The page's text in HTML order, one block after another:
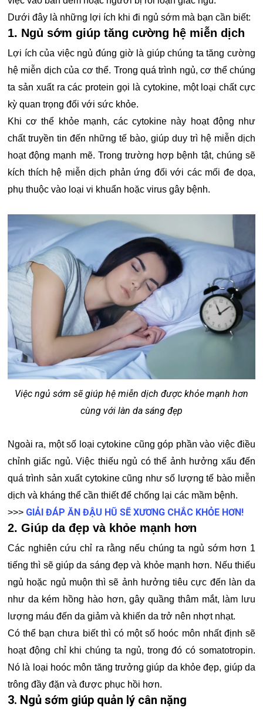
Dưới đây là những lợi ích khi đi ngủ sớm mà bạn cần biết:
1. Ngủ sớm giúp tăng cường hệ miễn dịch
Lợi ích của việc ngủ đúng giờ là giúp chúng ta tăng cường
hệ miễn dịch của cơ thể. Trong quá trình ngủ, cơ thể chúng
ta sản xuất ra các protein gọi là cytokine, một loại chất cực
kỳ quan trọng đối với sức khỏe.
Khi cơ thể khỏe mạnh, các cytokine này hoạt động như
chất truyền tin đến những tế bào, giúp duy trì hệ miễn dịch
hoạt động mạnh mẽ. Trong trường hợp bệnh tật, chúng sẽ
kích thích hệ miễn dịch phản ứng đối với các mối đe dọa,
phụ thuộc vào loại vi khuẩn hoặc virus gây bệnh.
Việc ngủ sớm sẽ giúp hệ miễn dịch được khỏe mạnh hơn
cùng với làn da sáng đẹp
Ngoài ra, một số loại cytokine cũng góp phần vào việc điều
chỉnh giấc ngủ. Việc thiếu ngủ có thể ảnh hưởng xấu đến
quá trình sản xuất cytokine cũng như số lượng tế bào miễn
dịch và kháng thể cần thiết để chống lại các mầm bệnh.
>>> GIẢI ĐÁP ĂN ĐẬU HŨ SẼ XƯƠNG CHẮC KHỎE HƠN!
2. Giúp da đẹp và khỏe mạnh hơn
Các nghiên cứu chỉ ra rằng nếu chúng ta ngủ sớm hơn 1
tiếng thì sẽ giúp da sáng đẹp và khỏe mạnh hơn. Nếu thiếu
ngủ hoặc ngủ muộn thì sẽ ảnh hưởng tiêu cực đến làn da
như da kém hồng hào hơn, gây quầng thâm mắt, làm lưu
lượng máu đến da giảm và khiến da trở nên nhợt nhạt.
Có thể bạn chưa biết thì có một số hoóc môn nhất định sẽ
hoạt động chỉ khi chúng ta ngủ, trong đó có somatotropin.
Nó là loại hoóc môn tăng trưởng giúp da khỏe đẹp, giúp da
trông đầy đặn và được phục hồi hơn.
3. Ngủ sớm giúp quản lý cân nặng